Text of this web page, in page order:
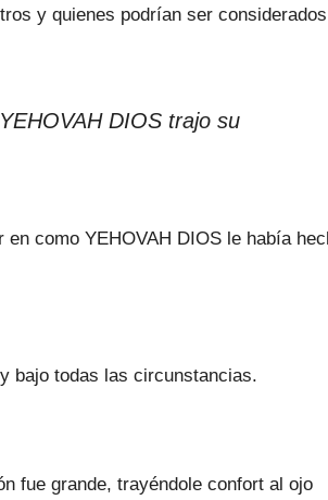
y quienes podrían ser considerados
DIOS trajo su
como YEHOVAH DIOS le había
bajo todas las circunstancias.
fue grande, trayéndole confort al ojo